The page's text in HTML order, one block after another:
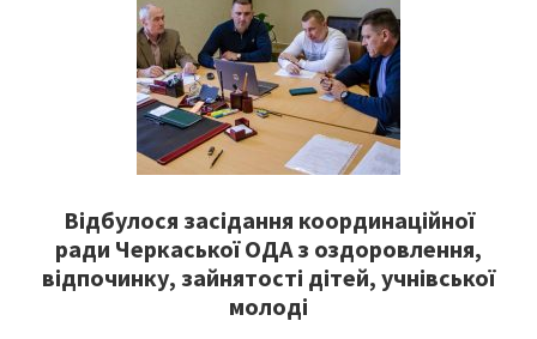
Відбулося засідання координаційної
ради Черкаської ОДА з оздоровлення,
відпочинку, зайнятості дітей, учнівської
молоді